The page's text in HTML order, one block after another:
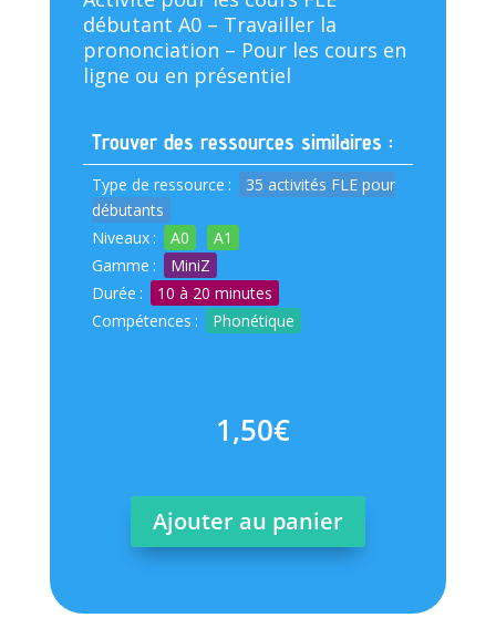
débutant A0 – Travailler la
prononciation – Pour les cours en
ligne ou en présentiel
Trouver des ressources similaires :
Type de ressource :
35 activités FLE pour
débutants
Niveaux : A0
A1
Gamme :
MiniZ
Durée :
10 à 20 minutes
Compétences : Phonétique
1,50€
Ajouter au panier